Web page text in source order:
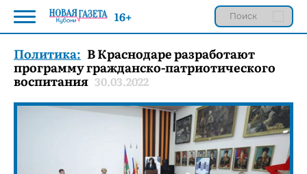
Политика: В Краснодаре разработают
программу гражданско-патриотического
воспитания 30.03.2022
16+